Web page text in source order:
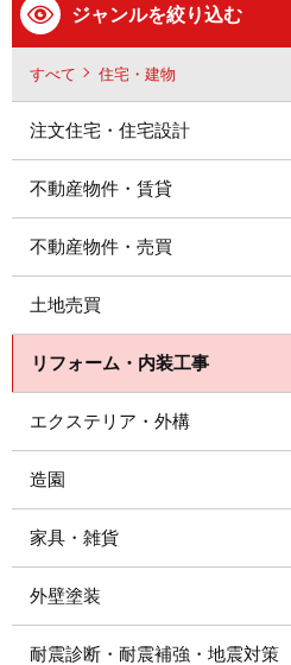
ジャンルを絞り込む
すべて 住宅・建物
注文住宅・住宅設計
不動産物件・賃貸
不動産物件・売買
土地売買
リフォーム・内装工事
エクステリア・外構
造園
家具・雑貨
外壁塗装
耐震診断・耐震補強・地震対策